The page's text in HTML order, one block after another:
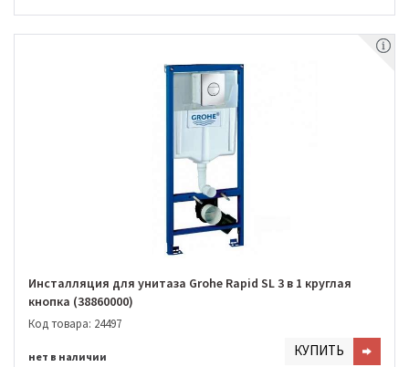
Инсталляция для унитаза Grohe Rapid SL 3 в 1 круглая
кнопка (38860000)
Код товара: 24497
нет в наличии КУПИТЬ